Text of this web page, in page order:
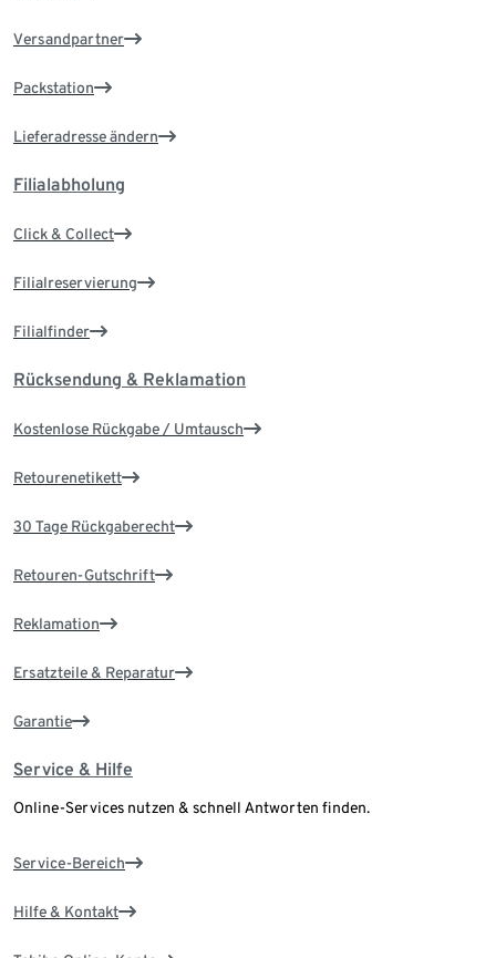
Versandpartner
Packstation
Lieferadresse ändern
Filialabholung
Click & Collect
Filialreservierung
Filialfinder
Rücksendung & Reklamation
Kostenlose Rückgabe / Umtausch
Retourenetikett
30 Tage Rückgaberecht
Retouren-Gutschrift
Reklamation
Ersatzteile & Reparatur
Garantie
Service & Hilfe
Online-Services nutzen & schnell Antworten finden.
Service-Bereich
Hilfe & Kontakt